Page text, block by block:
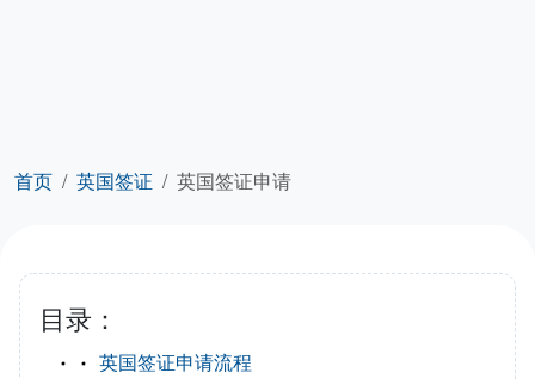
首页 英国签证 英国签证申请
目录：
英国签证申请流程